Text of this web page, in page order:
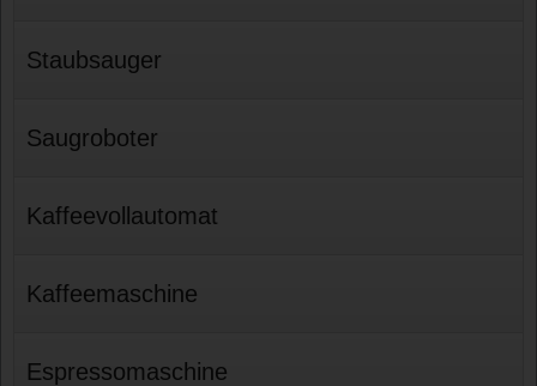
Staubsauger
Saugroboter
Kaffeevollautomat
Kaffeemaschine
Espressomaschine